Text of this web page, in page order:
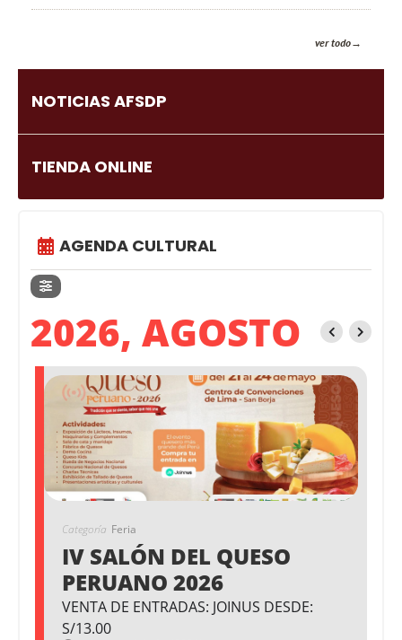
ver todo
NOTICIAS AFSDP
TIENDA ONLINE
AGENDA CULTURAL
2026, AGOSTO
Categoría Feria
IV SALÓN DEL QUESO
PERUANO 2026
VENTA DE ENTRADAS: JOINUS DESDE:
S/13.00